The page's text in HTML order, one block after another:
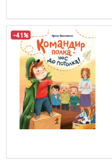
-41%